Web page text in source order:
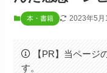
本・書籍 2023年5月
【PR】当ページ
す。